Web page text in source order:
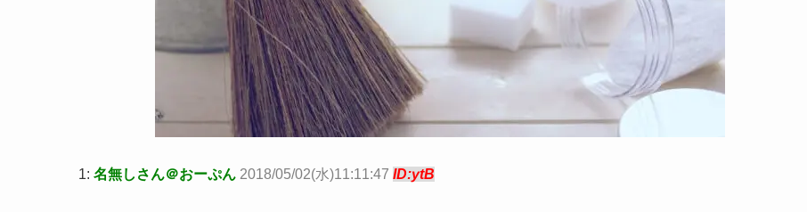
1: 名無しさん＠おーぷん 2018/05/02(水)11:11:47 ID:ytB